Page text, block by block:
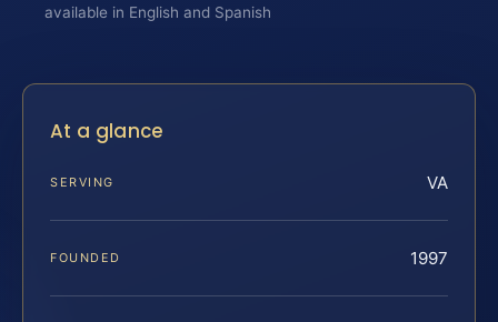
available in English and Spanish
At a glance
SERVING VA
FOUNDED 1997